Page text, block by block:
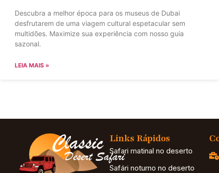
Descubra a melhor época para os museus de Dubai
desfrutarem de uma viagem cultural espetacular sem
multidões. Maximize sua experiência com nosso guia
sazonal.
LEIA MAIS »
Links Rápidos
Safari matinal no deserto
Safári noturno no deserto